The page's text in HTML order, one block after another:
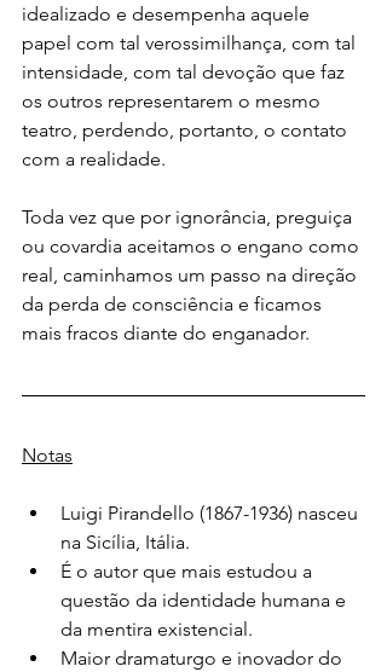
idealizado e desempenha aquele
papel com tal verossimilhança, com tal
intensidade, com tal devoção que faz
os outros representarem o mesmo
teatro, perdendo, portanto, o contato
com a realidade.
Toda vez que por ignorância, preguiça
ou covardia aceitamos o engano como
real, caminhamos um passo na direção
da perda de consciência e ficamos
mais fracos diante do enganador.
Notas
Luigi Pirandello (1867-1936) nasceu
na Sicília, Itália.
É o autor que mais estudou a
questão da identidade humana e
da mentira existencial.
Maior dramaturgo e inovador do